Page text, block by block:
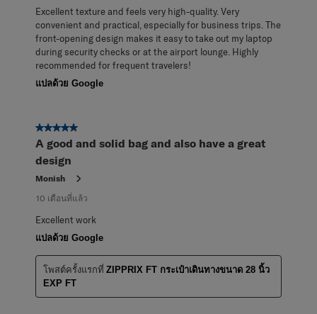
Excellent texture and feels very high-quality. Very
convenient and practical, especially for business trips. The
front-opening design makes it easy to take out my laptop
during security checks or at the airport lounge. Highly
recommended for frequent travelers!
แปลด้วย Google
5 จาก 5 ดาว
A good and solid bag and also have a great
design
Monish
10 เดือนที่แล้ว
Excellent work
แปลด้วย Google
โพสต์ครั้งแรกที่ ZIPPRIX FT กระเป๋าเดินทางขนาด 28 นิ้ว
EXP FT